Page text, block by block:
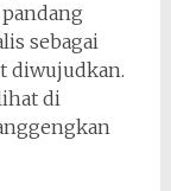
sebagai
diwujudkan.
di